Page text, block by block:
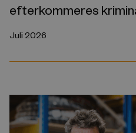
efterkommeres
Juli 2026